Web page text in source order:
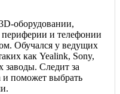
оборудовании,
и телефонии
Обучался у ведущих
как Yealink, Sony,
заводы. Следит за
поможет выбрать